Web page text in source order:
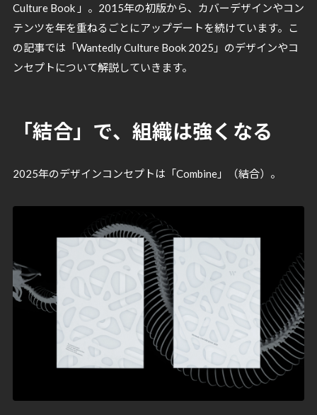
Culture Book 」。2015年の初版から、カバーデザインやコン
テンツを年を重ねるごとにアップデートを続けています。こ
の記事では「Wantedly Culture Book 2025」のデザインやコ
ンセプトについて解説していきます。
「結合」で、組織は強くなる
2025年のデザインコンセプトは「Combine」（結合）。